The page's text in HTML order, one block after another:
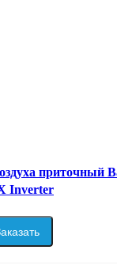
приточный
Inverter